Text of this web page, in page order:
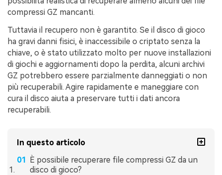
compressi GZ mancanti.
Tuttavia il recupero non è garantito. Se il disco di gioco
ha gravi danni fisici, è inaccessibile o criptato senza la
chiave, o è stato utilizzato molto per nuove installazioni
di giochi e aggiornamenti dopo la perdita, alcuni archivi
GZ potrebbero essere parzialmente danneggiati o non
più recuperabili. Agire rapidamente e maneggiare con
cura il disco aiuta a preservare tutti i dati ancora
recuperabili.
In questo articolo
È possibile recuperare file compressi GZ da un
disco di gioco?